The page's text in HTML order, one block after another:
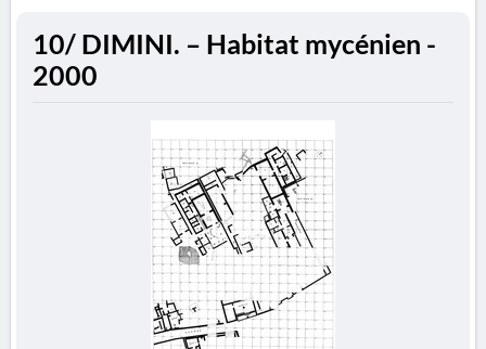
10/ DIMINI. – Habitat mycénien -
2000